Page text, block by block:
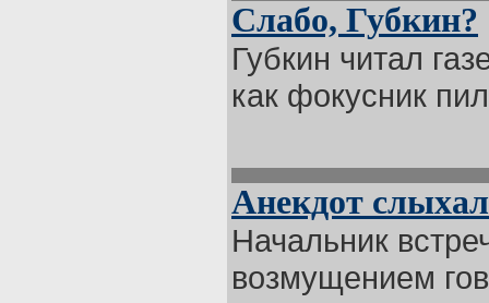
Слабо, Губкин?
Губкин читал
как фокусник
Анекдот
Начальник
возмущением